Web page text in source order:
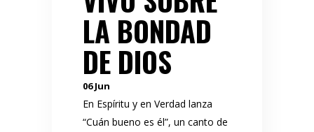
LA BONDAD
DE DIOS
06 Jun
En Espíritu y en Verdad lanza
“Cuán bueno es él”, un canto de